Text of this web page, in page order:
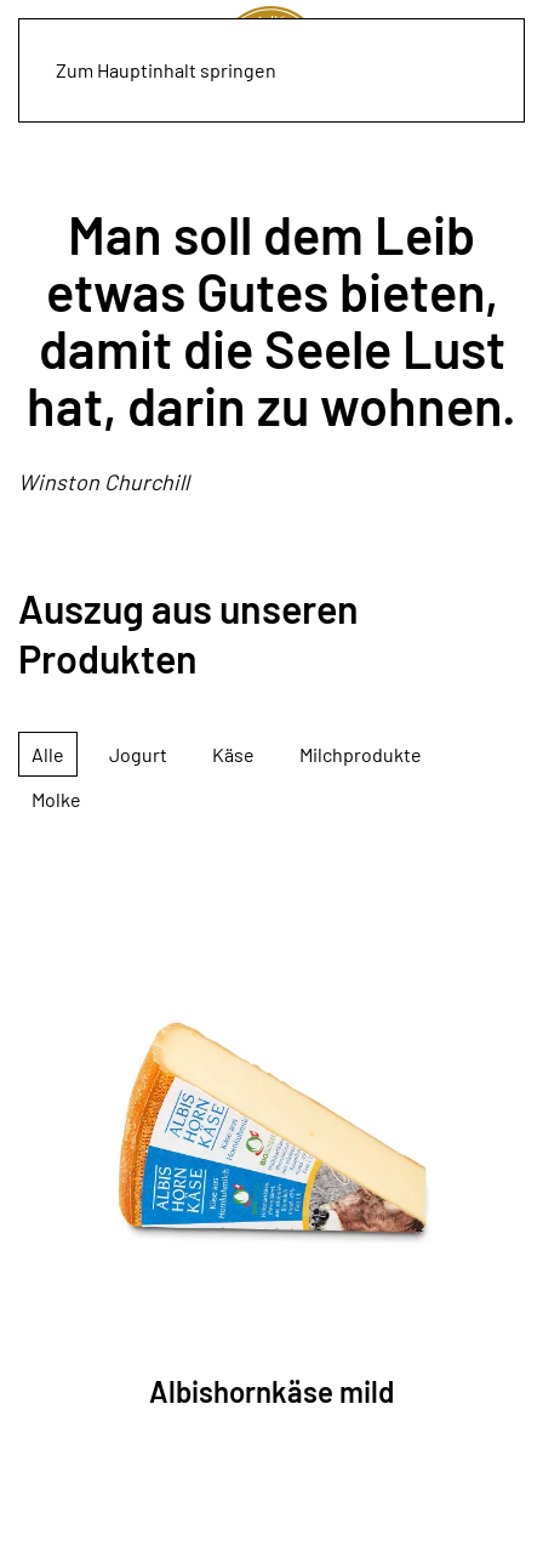
Zum Hauptinhalt springen
Man soll dem Leib
etwas Gutes bieten,
damit die Seele Lust
hat, darin zu wohnen.
Winston Churchill
Auszug aus unseren
Produkten
Alle Jogurt Käse
Milchprodukte
Molke
Albishornkäse mild